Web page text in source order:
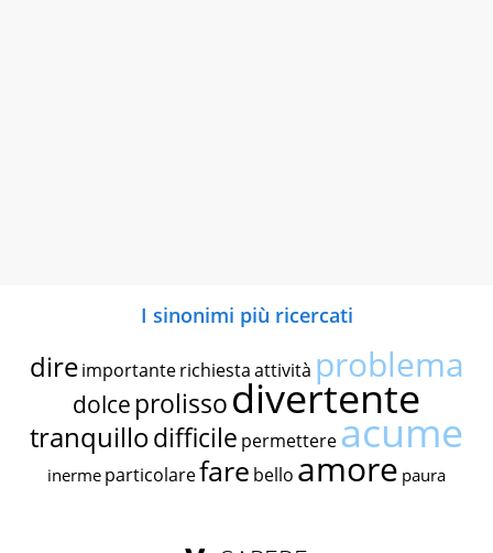
I sinonimi più ricercati
dire importante richiestaattività problema
dolce prolissodivertente
tranquillodifficile permettereacume
inerme particolarefare bello amore paura